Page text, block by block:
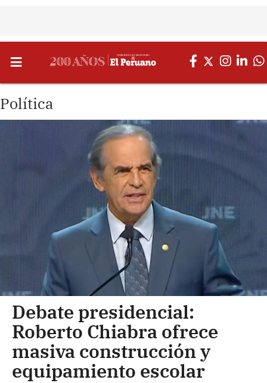
Política
Debate presidencial:
Roberto Chiabra ofrece
masiva construcción y
equipamiento escolar